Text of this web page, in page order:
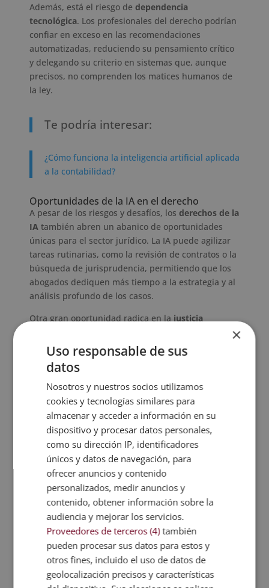
Además, está el riesgo de dependencia
tecnológica. Los profesionales del derecho podrían
confiar en exceso en las recomendaciones
automatizadas, reduciendo su pensamiento crítico
y delegando su criterio en sistemas que, aunque
precisos, no comprenden los matices humanos de
la ley.
Te podría interesar:
¿Cómo funciona la inteligencia artificial aplicada
a la contabilidad?
Oportunidades de la IA en el derecho
A pesar de los riesgos y desafíos, los derechos de la
IA también abren un abanico de oportunidades
únicas para el sector jurídico. La IA puede agilizar
tareas rutinarias, como la revisión de contratos o la
búsqueda de jurisprudencia, permitiendo que los
abogados dediquen más tiempo a la estrategia y al
análisis profundo de los casos.
Otra gran oportunidad radica en la justicia
. Gracias al análisis de miles de casos, la
IA puede anticipar tendencias judiciales y ofrecer
estimaciones sobre posibles resultados. Esta
información es valiosa para planificar estrategias
legales más efectivas y fundamentadas.
También se abre la posibilidad de una
accesibilidad a la justicia
automatizados de asistencia legal, las personas con
menos recursos pueden obtener orientación
jurídica básica sin costos elevados. Esto
democratiza el acceso al conocimiento legal y
reduce la brecha entre abogados y ciudadanos.
derechos de la IArepresentan uno de los
grandes temas del siglo XXI. Su desarrollo plantea
dilemas éticos, legales y sociales que exigirán una
regulación equilibrada, capaz de proteger a las
personas sin frenar la innovación. El futuro del
derecho estará marcado por la convivencia entre
×
Uso responsable de sus
datos
Nosotros y nuestros socios utilizamos
cookies y tecnologías similares para
almacenar y acceder a información en su
dispositivo y procesar datos personales,
como su dirección IP, identificadores
únicos y datos de navegación, para
ofrecer anuncios y contenido
personalizados, medir anuncios y
contenido, obtener información sobre la
audiencia y mejorar los servicios.
Proveedores de terceros (4) también
pueden procesar sus datos para estos y
otros fines, incluido el uso de datos de
geolocalización precisos y características